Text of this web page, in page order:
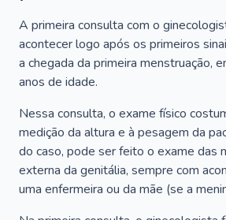
A primeira consulta com o
acontecer logo após os primeiros
a chegada da primeira menstruação,
anos de idade.
Nessa consulta, o exame físico
medição da altura e à pesagem da
do caso, pode ser feito o exame das
externa da genitália, sempre com
uma enfermeira ou da mãe (se a